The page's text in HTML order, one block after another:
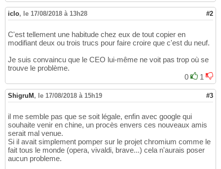
iclo, le 17/08/2018 à 13h28 #2
C'est tellement une habitude chez eux de tout copier en
modifiant deux ou trois trucs pour faire croire que c'est du neuf.
Je suis convaincu que le CEO lui-même ne voit pas trop où se
trouve le problème.
0
1
ShigruM , le 17/08/2018 à 15h19 #3
il me semble pas que se soit légale, enfin avec google qui
souhaite venir en chine, un procès envers ces nouveaux amis
serait mal venue.
Si il avait simplement pomper sur le projet chromium comme le
fait tous le monde (opera, vivaldi, brave...) cela n'aurais poser
aucun probleme.